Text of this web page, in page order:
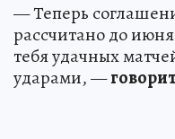
— Теперь
рассчитано до
тебя удачных
ударами, —